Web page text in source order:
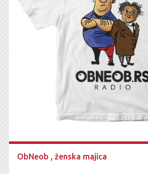
ObNeob , ženska majica